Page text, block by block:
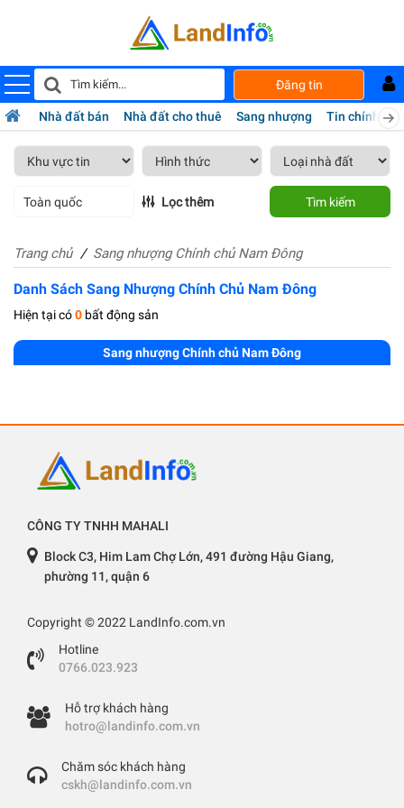
Đăng tin
Nhà đất bán Nhà đất cho thuê Sang nhượng Tin chính chủ
Toàn quốc Lọc thêm Tìm kiếm
Trang chủ Sang nhượng Chính chủ Nam Đông
Danh Sách Sang Nhượng Chính Chủ Nam Đông
Hiện tại có0 bất động sản
Sang nhượng Chính chủ Nam Đông
CÔNG TY TNHH MAHALI
Block C3, Him Lam Chợ Lớn, 491 đường Hậu Giang,
phường 11, quận 6
Copyright © 2022 LandInfo.com.vn
Hotline
0766.023.923
Hỗ trợ khách hàng
hotro@landinfo.com.vn
Chăm sóc khách hàng
cskh@landinfo.com.vn